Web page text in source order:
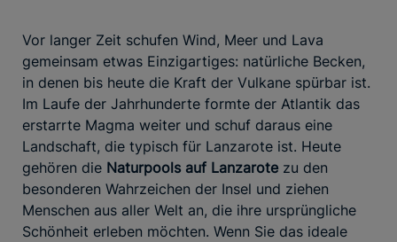
Vor langer Zeit schufen Wind, Meer und Lava
gemeinsam etwas Einzigartiges: natürliche Becken,
in denen bis heute die Kraft der Vulkane spürbar ist.
Im Laufe der Jahrhunderte formte der Atlantik das
erstarrte Magma weiter und schuf daraus eine
Landschaft, die typisch für Lanzarote ist. Heute
gehören die Naturpools auf Lanzarote zu den
besonderen Wahrzeichen der Insel und ziehen
Menschen aus aller Welt an, die ihre ursprüngliche
Schönheit erleben möchten. Wenn Sie das ideale